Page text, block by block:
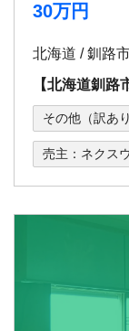
30万円
北海道 / 釧路
【北海道釧路
その他（訳あり
売主：ネクス